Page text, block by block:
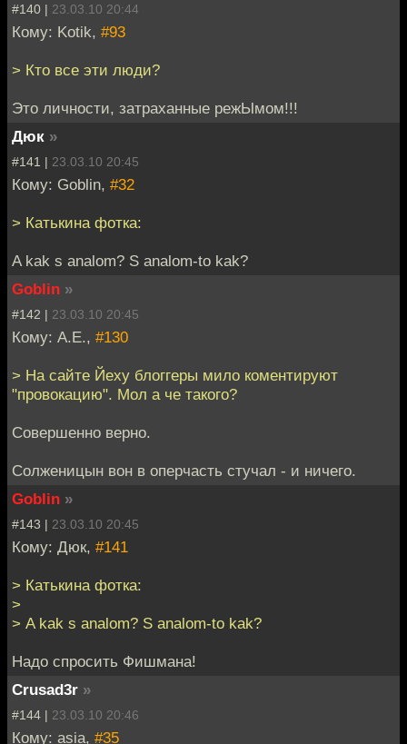
#140 | 23.03.10 20:44
Кому: Kotik, #93
> Кто все эти люди?
Это личности, затраханные режЫмом!!!
Дюк »
#141 | 23.03.10 20:45
Кому: Goblin, #32
> Катькина фотка:
A kak s analom? S analom-to kak?
Goblin »
#142 | 23.03.10 20:45
Кому: A.E., #130
> На сайте Йеху блоггеры мило коментируют
"провокацию". Мол а че такого?
Совершенно верно.
Солженицын вон в оперчасть стучал - и ничего.
Goblin »
#143 | 23.03.10 20:45
Кому: Дюк, #141
> Катькина фотка:
>
> A kak s analom? S analom-to kak?
Надо спросить Фишмана!
Crusad3r »
#144 | 23.03.10 20:46
Кому: asia, #35